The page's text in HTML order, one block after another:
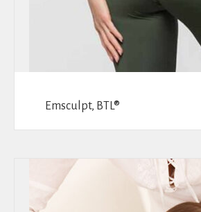
Emsculpt, BTL®